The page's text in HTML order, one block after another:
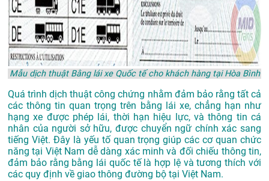
Mẫu dịch thuật Bằng lái xe Quốc tế cho khách hàng tại Hòa Bình
Quá trình dịch thuật công chứng nhằm đảm bảo rằng tất cả
các thông tin quan trọng trên bằng lái xe, chẳng hạn như
hạng xe được phép lái, thời hạn hiệu lực, và thông tin cá
nhân của người sở hữu, được chuyển ngữ chính xác sang
tiếng Việt. Đây là yếu tố quan trọng giúp các cơ quan chức
năng tại Việt Nam dễ dàng xác minh và đối chiếu thông tin,
đảm bảo rằng bằng lái quốc tế là hợp lệ và tương thích với
các quy định về giao thông đường bộ tại Việt Nam.